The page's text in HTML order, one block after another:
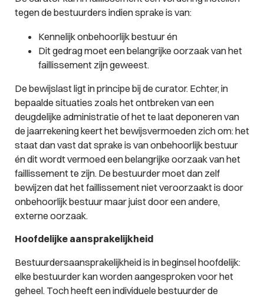
tegen de bestuurders indien sprake is van:
Kennelijk onbehoorlijk bestuur én
Dit gedrag moet een belangrijke oorzaak van het
faillissement zijn geweest.
De bewijslast ligt in principe bij de curator. Echter, in
bepaalde situaties zoals het ontbreken van een
deugdelijke administratie of het te laat deponeren van
de jaarrekening keert het bewijsvermoeden zich om: het
staat dan vast dat sprake is van onbehoorlijk bestuur
én dit wordt vermoed een belangrijke oorzaak van het
faillissement te zijn. De bestuurder moet dan zelf
bewijzen dat het faillissement niet veroorzaakt is door
onbehoorlijk bestuur maar juist door een andere,
externe oorzaak.
Hoofdelijke aansprakelijkheid
Bestuurdersaansprakelijkheid is in beginsel hoofdelijk:
elke bestuurder kan worden aangesproken voor het
geheel. Toch heeft een individuele bestuurder de